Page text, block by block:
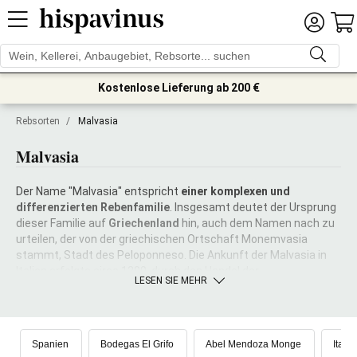
Kostenlose Lieferung ab 200 €
Rebsorten / Malvasia
Malvasia
Der Name "Malvasia" entspricht einer komplexen und
differenzierten Rebenfamilie . Insgesamt deutet der Ursprung
dieser Familie auf Griechenland hin, auch dem Namen nach zu
urteilen, der von der griechischen Ortschaft Monemvasia
stammt, Stadt des Peloponneso. Die Ankunft der Malvasia in
. Immerhin gab es Mavlasia Trauben bereits in
Toskana, mit der
Malvasia Bianca Lunga
und der Malvasia des
Chianti, im Latium, mit der Malvasia Puntinata, und dann noch
LESEN SIE MEHR
Spanien Bodegas El Grifo Abel Mendoza Monge